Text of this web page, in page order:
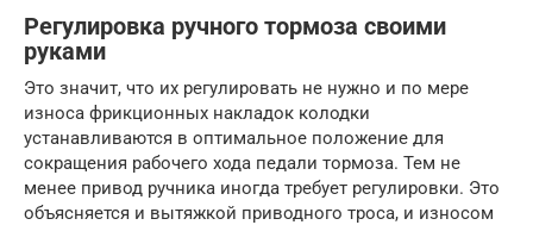
Регулировка ручного тормоза своими
руками
Это значит, что их регулировать не нужно и по мере
износа фрикционных накладок колодки
устанавливаются в оптимальное положение для
сокращения рабочего хода педали тормоза. Тем не
менее привод ручника иногда требует регулировки. Это
объясняется и вытяжкой приводного троса, и износом